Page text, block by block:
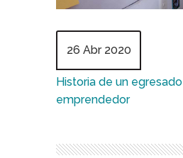
26 Abr 2020
Historia de un egresado
emprendedor